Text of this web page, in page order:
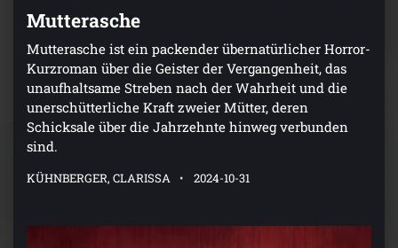
Mutterasche
Mutterasche ist ein packender übernatürlicher Horror-
Kurzroman über die Geister der Vergangenheit, das
unaufhaltsame Streben nach der Wahrheit und die
unerschütterliche Kraft zweier Mütter, deren
Schicksale über die Jahrzehnte hinweg verbunden
sind.
KÜHNBERGER, CLARISSA 2024-10-31